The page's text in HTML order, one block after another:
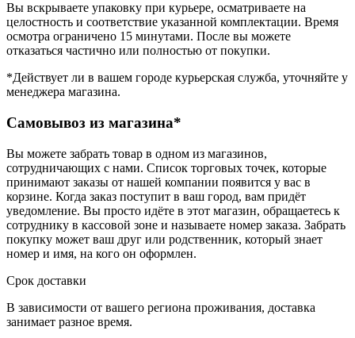
Вы вскрываете упаковку при курьере, осматриваете на
целостность и соответствие указанной комплектации. Время
осмотра ограничено 15 минутами. После вы можете
отказаться частично или полностью от покупки.
*Действует ли в вашем городе курьерская служба, уточняйте у
менеджера магазина.
Самовывоз из магазина*
Вы можете забрать товар в одном из магазинов,
сотрудничающих с нами. Список торговых точек, которые
принимают заказы от нашей компании появится у вас в
корзине. Когда заказ поступит в ваш город, вам придёт
уведомление. Вы просто идёте в этот магазин, обращаетесь к
сотруднику в кассовой зоне и называете номер заказа. Забрать
покупку может ваш друг или родственник, который знает
номер и имя, на кого он оформлен.
Срок доставки
В зависимости от вашего региона проживания, доставка
занимает разное время.